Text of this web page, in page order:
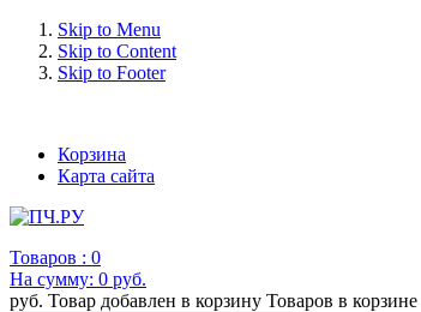
Skip to Menu
Skip to Content
Skip to Footer
Корзина
Карта сайта
Товаров : 0
На сумму: 0 руб.
руб. Товар добавлен в корзину Товаров в корзине